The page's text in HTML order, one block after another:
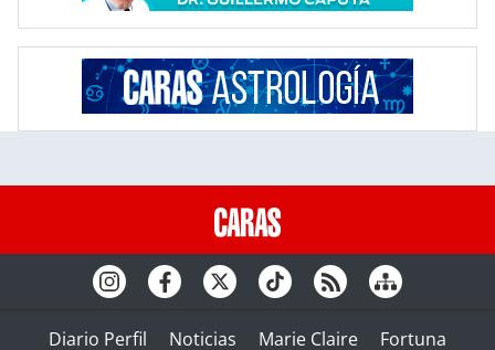
Diario Perfil Noticias Marie Claire Fortuna